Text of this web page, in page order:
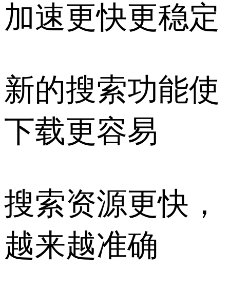
加速更快更稳定
新的搜索功能使
下载更容易
搜索资源更快，
越来越准确